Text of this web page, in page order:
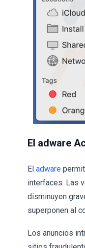
El adware
El adware
interfaces. Las
disminuyen
superponen al
Los anuncios